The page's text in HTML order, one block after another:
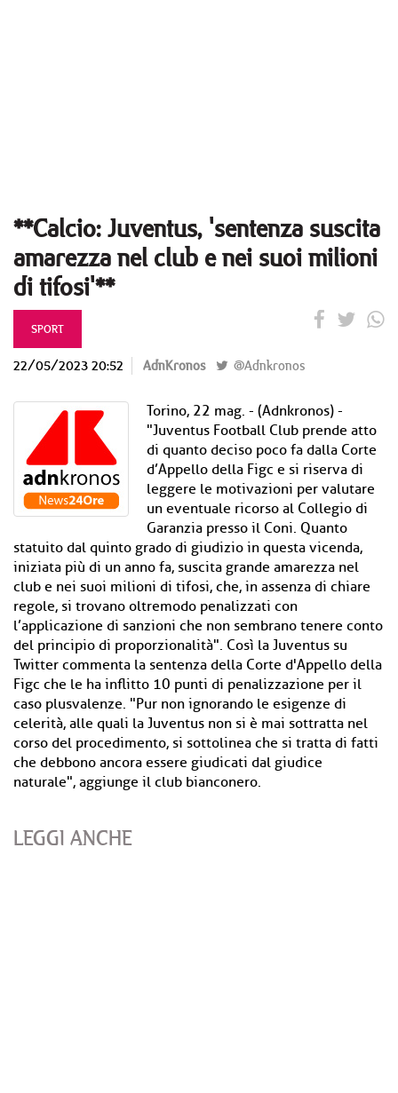
**Calcio: Juventus, 'sentenza suscita
amarezza nel club e nei suoi milioni
di tifosi'**
SPORT
22/05/2023 20:52 AdnKronos @Adnkronos
Torino, 22 mag. - (Adnkronos) -
"Juventus Football Club prende atto
di quanto deciso poco fa dalla Corte
d’Appello della Figc e si riserva di
leggere le motivazioni per valutare
un eventuale ricorso al Collegio di
Garanzia presso il Coni. Quanto
statuito dal quinto grado di giudizio in questa vicenda,
iniziata più di un anno fa, suscita grande amarezza nel
club e nei suoi milioni di tifosi, che, in assenza di chiare
regole, si trovano oltremodo penalizzati con
l’applicazione di sanzioni che non sembrano tenere conto
del principio di proporzionalità". Così la Juventus su
Twitter commenta la sentenza della Corte d'Appello della
Figc che le ha inflitto 10 punti di penalizzazione per il
caso plusvalenze. "Pur non ignorando le esigenze di
celerità, alle quali la Juventus non si è mai sottratta nel
corso del procedimento, si sottolinea che si tratta di fatti
che debbono ancora essere giudicati dal giudice
naturale", aggiunge il club bianconero.
LEGGI ANCHE